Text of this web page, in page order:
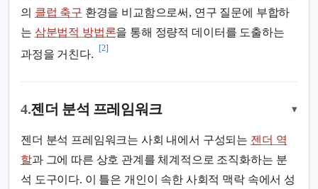
의 클럽 축구 환경을 비교함으로써, 연구 질문에 부합하
는 삼분법적 방법론을 통해 정량적 데이터를 도출하는
과정을 거친다.
[2]
4.젠더 분석 프레임워크 ▾
젠더 분석 프레임워크는 사회 내에서 구성되는 젠더 역
할과 그에 따른 상호 관계를 체계적으로 조직화하는 분
석 도구이다. 이 틀은 개인이 속한 사회적 맥락 속에서 성